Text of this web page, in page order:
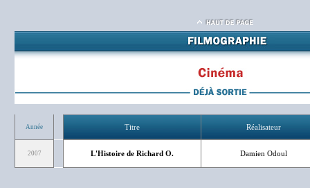
Année Titre Réalisateur
2007 L'Histoire de Richard O. Damien Odoul